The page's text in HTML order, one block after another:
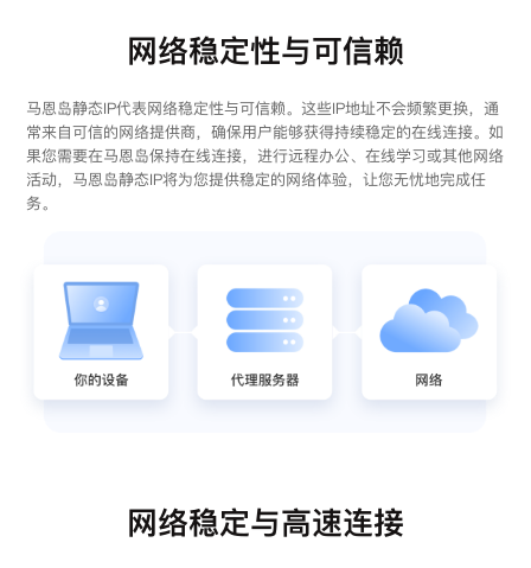
网络稳定性与可信赖
马恩岛静态IP代表网络稳定性与可信赖。这些IP地址不会频繁更换，通
常来自可信的网络提供商，确保用户能够获得持续稳定的在线连接。如
果您需要在马恩岛保持在线连接，进行远程办公、在线学习或其他网络
活动，马恩岛静态IP将为您提供稳定的网络体验，让您无忧地完成任
务。
网络稳定与高速连接